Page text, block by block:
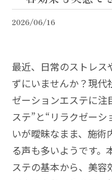
2026/06/16
最近、日常のストレス
ずにいませんか？現代
ゼーションエステに注
ステ”と“リラクゼー
いが曖昧なまま、施術
る声も多いようです。
ステの基本から、美